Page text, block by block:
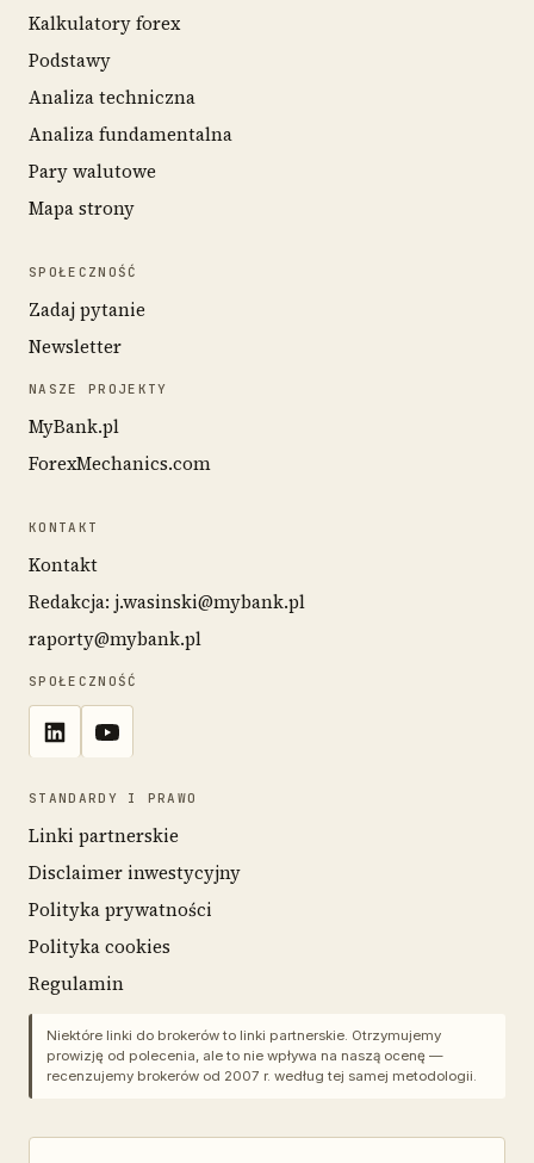
Kalkulatory forex
Podstawy
Analiza techniczna
Analiza fundamentalna
Pary walutowe
Mapa strony
SPOŁECZNOŚĆ
Zadaj pytanie
Newsletter
NASZE PROJEKTY
MyBank.pl
ForexMechanics.com
KONTAKT
Kontakt
Redakcja: j.wasinski@mybank.pl
raporty@mybank.pl
SPOŁECZNOŚĆ
STANDARDY I PRAWO
Linki partnerskie
Disclaimer inwestycyjny
Polityka prywatności
Polityka cookies
Regulamin
Niektóre linki do brokerów to linki partnerskie. Otrzymujemy
prowizję od polecenia, ale to nie wpływa na naszą ocenę —
recenzujemy brokerów od 2007 r. według tej samej metodologii.